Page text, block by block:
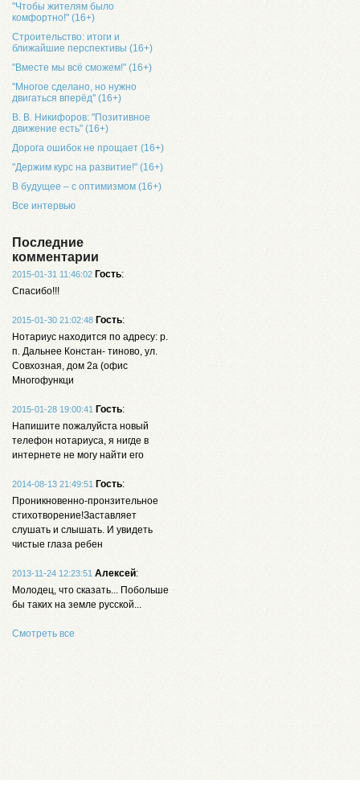
"Чтобы жителям было
комфортно!" (16+)
Строительство: итоги и
ближайшие перспективы (16+)
"Вместе мы всё сможем!" (16+)
"Многое сделано, но нужно
двигаться вперёд" (16+)
В. В. Никифоров: "Позитивное
движение есть" (16+)
Дорога ошибок не прощает (16+)
"Держим курс на развитие!" (16+)
В будущее – с оптимизмом (16+)
Все интервью
Последние
комментарии
2015-01-31 11:46:02 Гость:
Спасибо!!!
2015-01-30 21:02:48 Гость:
Нотариус находится по адресу: р.
п. Дальнее Констан- тиново, ул.
Совхозная, дом 2а (офис
Многофункци
2015-01-28 19:00:41 Гость:
Напишите пожалуйста новый
телефон нотариуса, я нигде в
интернете не могу найти его
2014-08-13 21:49:51 Гость:
Проникновенно-пронзительное
стихотворение!Заставляет
слушать и слышать. И увидеть
чистые глаза ребен
2013-11-24 12:23:51 Алексей:
Молодец, что сказать... Побольше
бы таких на земле русской...
Смотреть все